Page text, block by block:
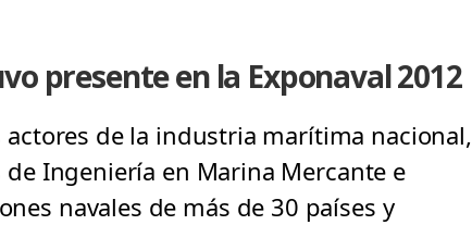
presente en la Exponaval 2012
de la industria marítima nacional,
Ingeniería en Marina Mercante e
navales de más de 30 países y